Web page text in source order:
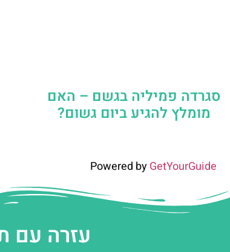
סגרדה פמיליה בגשם – האם
מומלץ להגיע ביום גשום?
Powered byGetYourGuide
עזרה עם